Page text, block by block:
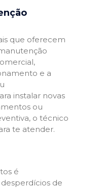
que oferecem
e a
instalar novas
ou
o técnico
te atender.
é
de